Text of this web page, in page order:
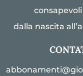
dalla nascita